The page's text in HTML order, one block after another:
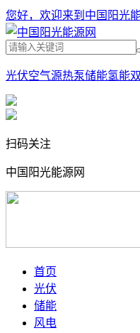
您好，欢迎来到中国阳光
光伏空气源热泵储能氢能
扫码关注
中国阳光能源网
首页
光伏
储能
风电